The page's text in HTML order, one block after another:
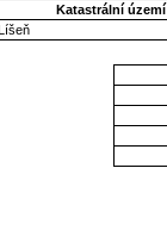
Katastrální území